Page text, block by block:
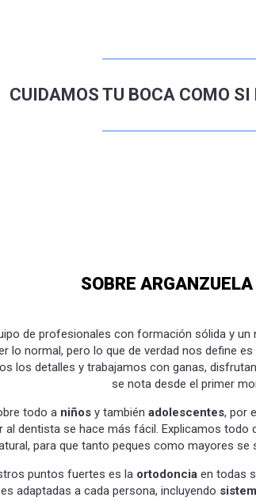
CUIDAMOS TU BOCA COMO SI
SOBRE
de profesionales con formación sólida y un
lo normal, pero lo que de verdad nos define
los detalles y trabajamos con ganas,
se nota desde el primer
todo a niños y también adolescentes, por
al dentista se hace más fácil. Explicamos
para que tanto peques como mayores se
puntos fuertes es la ortodoncia en todas
adaptadas a cada persona, incluyendo